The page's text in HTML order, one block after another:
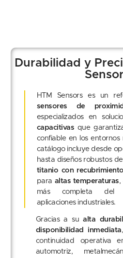
Durabilidad y
HTM Sensors es un
sensores de
especializados en
capacitivas que
confiable en los entornos
catálogo incluye desde
hasta diseños robustos de
titanio con
para altas temperaturas,
más completa del
aplicaciones industriales.
Gracias a sualta
disponibilidad inmediata
continuidad operativa
automotriz,